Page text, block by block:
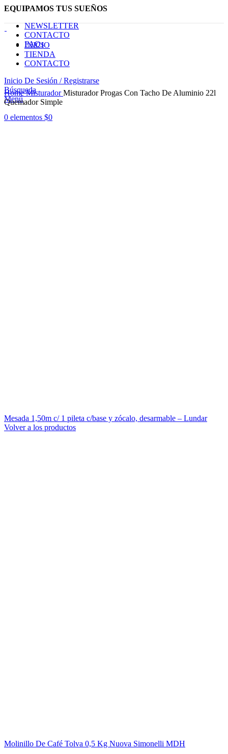
EQUIPAMOS TUS SUEÑOS
NEWSLETTER
CONTACTO
FAQs
INICIO
TIENDA
CONTACTO
Inicio De Sesión / Registrarse
Búsqueda
Menú
0 elementos $0
Haga Click para agrandar
HomeMisturadorMisturador Progas Con Tacho De Aluminio 22l
Quemador Simple
Mesada 1,50m c/ 1 pileta c/base y zócalo, desarmable – Lundar
Volver a los productos
Molinillo De Café Tolva 0,5 Kg Nuova Simonelli MDH